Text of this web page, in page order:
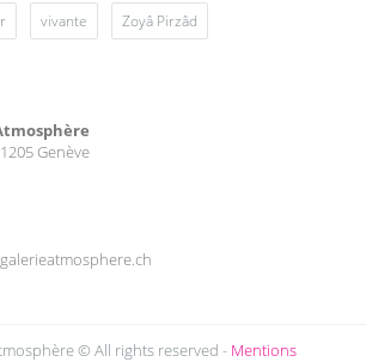
vivante Zoyâ Pirzâd
Genève
© All rights reserved - Mentions